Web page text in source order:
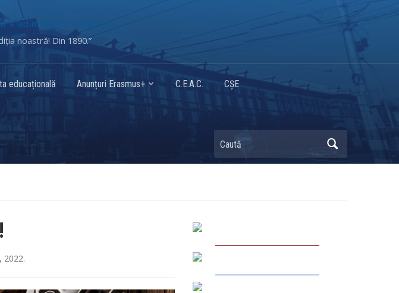
noastră! Din 1890.”
educațională Anunțuri Erasmus+ C.E.A.C. CȘE
Caută
2022.